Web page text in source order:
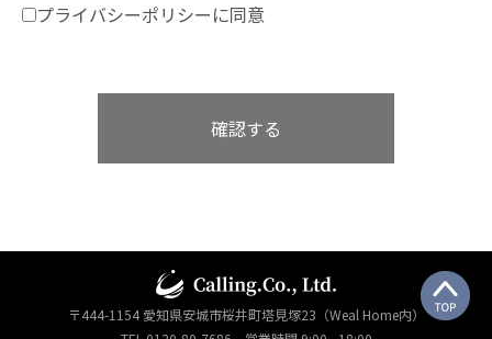
■個人情報の利用目的
・お客様からのご意見、ご相談に回答するため。
・各種資料、ご案内等の配信、送付、お届けのため。
・許認可等の取得のため。
■安全処置・監督
プライバシーポリシーに同意
〒444-1154 愛知県安城市桜井町塔見塚23（Weal Home内）